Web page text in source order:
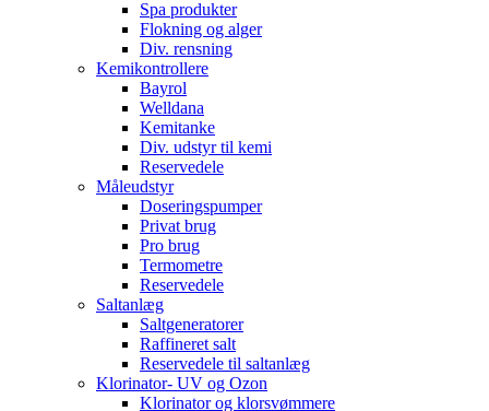
Spa produkter
Flokning og alger
Div. rensning
Kemikontrollere
Bayrol
Welldana
Kemitanke
Div. udstyr til kemi
Reservedele
Måleudstyr
Doseringspumper
Privat brug
Pro brug
Termometre
Reservedele
Saltanlæg
Saltgeneratorer
Raffineret salt
Reservedele til saltanlæg
Klorinator- UV og Ozon
Klorinator og klorsvømmere